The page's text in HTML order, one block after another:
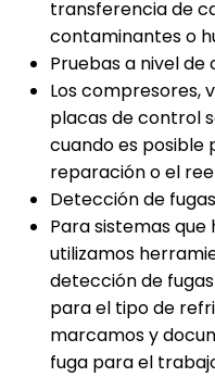
transferencia de
contaminantes o
Pruebas a nivel
Los compresores,
placas de control
cuando es posible
reparación o el
Detección de fugas
Para sistemas
utilizamos
detección de
para el tipo de
marcamos y
fuga para el